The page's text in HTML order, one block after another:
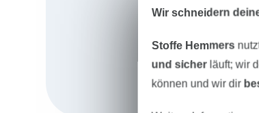
Wir schneidern
Stoffe Hemmers
und sicherläuft; wir
können und wir dir